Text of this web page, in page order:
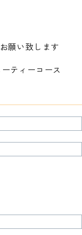
願い致します
ティーコース